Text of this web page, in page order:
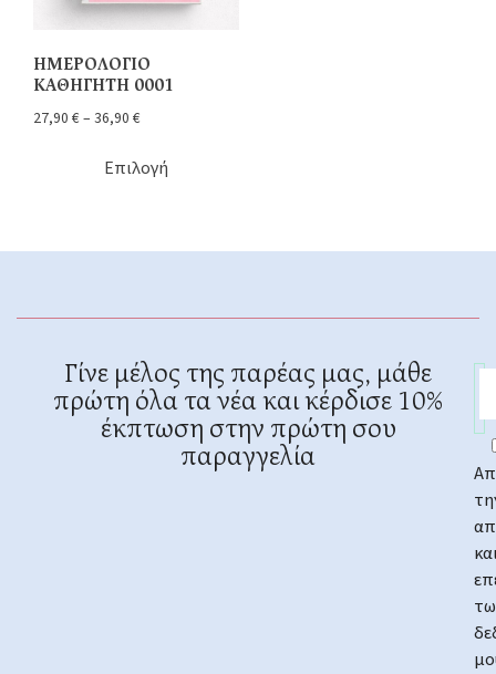
ΗΜΕΡΟΛΟΓΙΟ
ΚΑΘΗΓΗΤΗ 0001
27,90 € – 36,90 €
Επιλογή
Γίνε μέλος της παρέας μας, μάθε
πρώτη όλα τα νέα και κέρδισε 10%
έκπτωση στην πρώτη σου
παραγγελία